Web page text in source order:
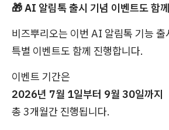
🎁 AI 알림톡 출시 기념 이벤트도 함
비즈뿌리오는 이번 AI 알림톡 기능 출
특별 이벤트도 함께 진행합니다.
이벤트 기간은
2026년 7월 1일부터 9월 30일까지
총 3개월간 진행됩니다.